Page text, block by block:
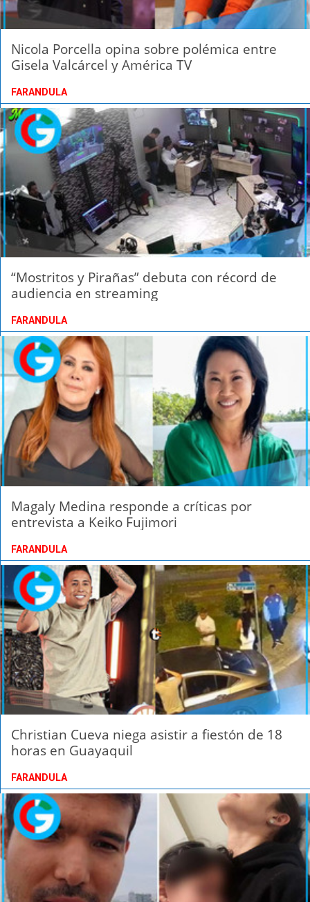
Nicola Porcella opina sobre polémica entre
Gisela Valcárcel y América TV
FARANDULA
“Mostritos y Pirañas” debuta con récord de
audiencia en streaming
FARANDULA
Magaly Medina responde a críticas por
entrevista a Keiko Fujimori
FARANDULA
Christian Cueva niega asistir a fiestón de 18
horas en Guayaquil
FARANDULA